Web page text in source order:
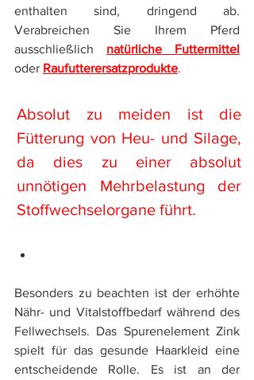
enthalten sind, dringend ab.
Verabreichen Sie Ihrem Pferd
ausschließlich natürliche Futtermittel
oder Raufutterersatzprodukte.
Absolut zu meiden ist die
Fütterung von Heu- und Silage,
da dies zu einer absolut
unnötigen Mehrbelastung der
Stoffwechselorgane führt.
Besonders zu beachten ist der erhöhte
Nähr- und Vitalstoffbedarf während des
Fellwechsels. Das Spurenelement Zink
spielt für das gesunde Haarkleid eine
entscheidende Rolle. Es ist an der